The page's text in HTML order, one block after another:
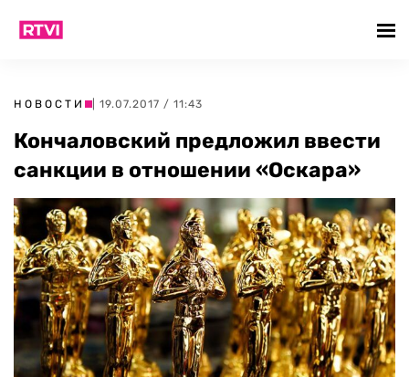
НОВОСТИ | 19.07.2017 / 11:43
Кончаловский предложил ввести
санкции в отношении «Оскара»